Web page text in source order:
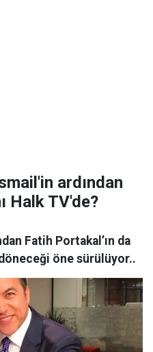
ardından
Halk TV'de?
Fatih Portakal’ın da
öne sürülüyor..